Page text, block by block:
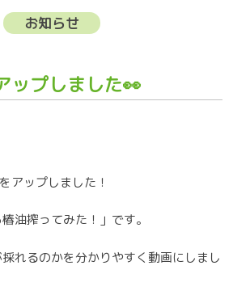
お知らせ
ップしました👀
アップしました！
油搾ってみた！」です。
れるのかを分かりやすく動画にしまし